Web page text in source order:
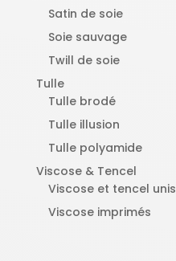
Satin de soie
Soie sauvage
Twill de soie
Tulle
Tulle brodé
Tulle illusion
Tulle polyamide
Viscose & Tencel
Viscose et tencel unis
Viscose imprimés